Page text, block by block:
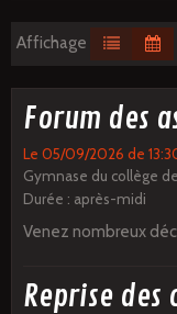
Inscription
Agenda
Contact
Affichage
Forum des
Le 05/09/2026 de
Gymnase du collège
Durée : après-midi
Venez nombreux
Reprise des